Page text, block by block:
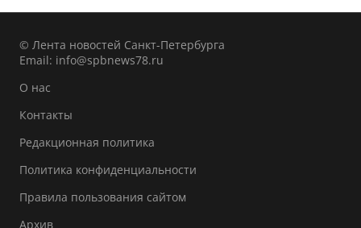
© Лента новостей Санкт-Петербурга
Email: info@spbnews78.ru
О нас
Контакты
Редакционная политика
Политика конфиденциальности
Правила пользования сайтом
Архив